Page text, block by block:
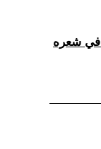
في شعره